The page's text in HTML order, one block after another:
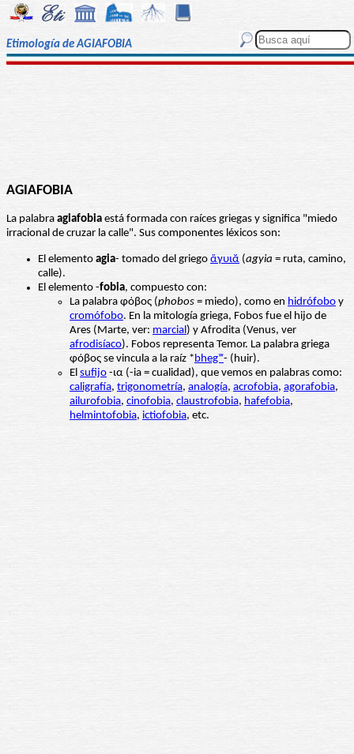
Etimología de AGIAFOBIA
AGIAFOBIA
La palabra agiafobia está formada con raíces griegas y significa "miedo
irracional de cruzar la calle". Sus componentes léxicos son:
El elemento agia- tomado del griego ἄγυιᾰ (agyia = ruta, camino,
calle).
El elemento -fobia, compuesto con:
La palabra φόβος (phobos = miedo), como en hidrófobo y
cromófobo. En la mitología griega, Fobos fue el hijo de
Ares (Marte, ver: marcial) y Afrodita (Venus, ver
afrodisíaco). Fobos representa Temor. La palabra griega
φόβος se vincula a la raíz *bhegʷ- (huir).
El sufijo -ια (-ia = cualidad), que vemos en palabras como:
caligrafía, trigonometría, analogía, acrofobia, agorafobia,
ailurofobia, cinofobia, claustrofobia, hafefobia,
helmintofobia, ictiofobia, etc.